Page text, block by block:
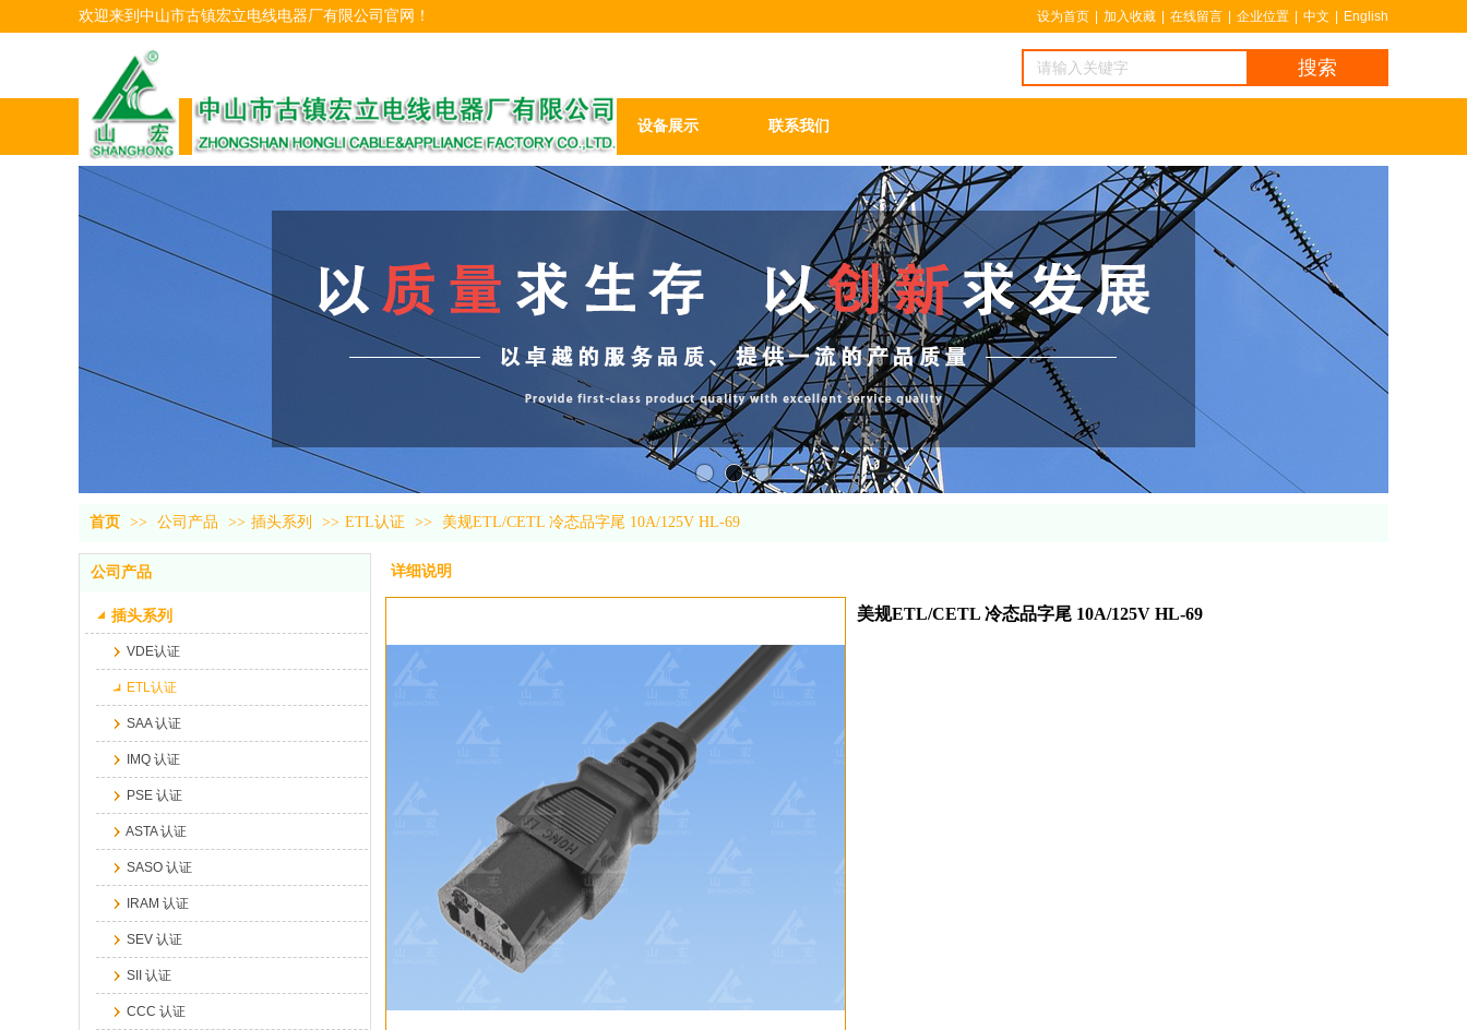
搜索
欢迎来到中山市古镇宏立电线电器厂有限公司官网！ 设为首页 加入收藏 在线留言 企业位置 中文 English
首页 公司产品 关于我们 新闻资讯 设备展示 联系我们
首页 >> 公司产品 >> 插头系列 >> ETL认证 >> 美规ETL/CETL 冷态品字尾 10A/125V HL-69
公司产品
插头系列
VDE认证
ETL认证
SAA 认证
IMQ 认证
PSE 认证
ASTA 认证
SASO 认证
IRAM 认证
SEV 认证
SII 认证
CCC 认证
详细说明
美规ETL/CETL 冷态品字尾 10A/125V HL-69